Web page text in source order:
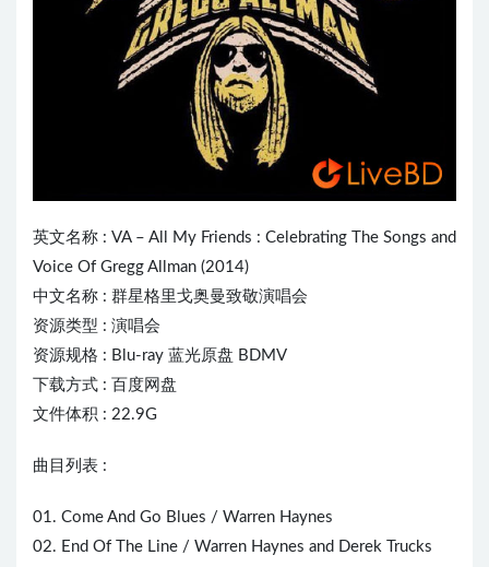
英文名称 : VA – All My Friends : Celebrating The Songs and
Voice Of Gregg Allman (2014)
中文名称 : 群星格里戈奥曼致敬演唱会
资源类型 : 演唱会
资源规格 : Blu-ray 蓝光原盘 BDMV
下载方式 : 百度网盘
文件体积 : 22.9G
曲目列表 :
01. Come And Go Blues / Warren Haynes
02. End Of The Line / Warren Haynes and Derek Trucks